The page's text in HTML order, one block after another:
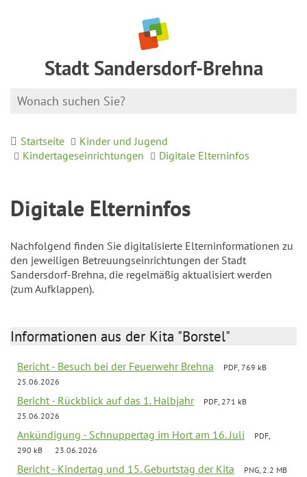
Stadt Sandersdorf-Brehna
Startseite
Kinder und Jugend
Kindertageseinrichtungen
Digitale Elterninfos
Digitale Elterninfos
Nachfolgend finden Sie digitalisierte Elterninformationen zu
den jeweiligen Betreuungseinrichtungen der Stadt
Sandersdorf-Brehna, die regelmäßig aktualisiert werden
(zum Aufklappen).
Informationen aus der Kita "Borstel"
Bericht - Besuch bei der Feuerwehr Brehna
PDF, 769 kB
25.06.2026
Bericht - Rückblick auf das 1. Halbjahr
PDF, 271 kB
25.06.2026
Ankündigung - Schnuppertag im Hort am 16. Juli
PDF,
290 kB
23.06.2026
Bericht - Kindertag und 15. Geburtstag der Kita
PNG, 2.2 MB